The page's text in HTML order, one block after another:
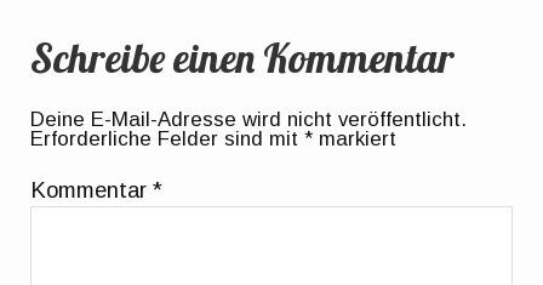
Schreibe einen Kommentar
Deine E-Mail-Adresse wird nicht veröffentlicht.
Erforderliche Felder sind mit* markiert
Kommentar*